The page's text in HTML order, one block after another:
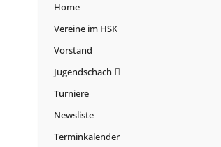
Home
Vereine im HSK
Vorstand
Jugendschach
Turniere
Newsliste
Terminkalender